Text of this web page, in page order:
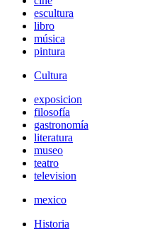
escultura
libro
música
pintura
Cultura
exposicion
filosofía
gastronomía
literatura
museo
teatro
television
mexico
Historia